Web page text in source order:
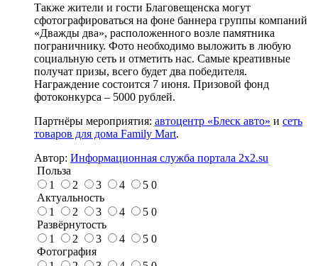
Также жители и гости Благовещенска могут
сфотографироваться на фоне баннера группы компаний
«Дважды два», расположенного возле памятника
пограничнику. Фото необходимо выложить в любую
социальную сеть и отметить нас. Самые креативные
получат призы, всего будет два победителя.
Награждение состоится 7 июня. Призовой фонд
фотоконкурса – 5000 рублей.
Партнёры мероприятия: автоцентр «Блеск авто» и сеть
товаров для дома Family Mart.
Автор: Информационная служба портала 2x2.su
Польза
1
2 3 4 5 0
Актуальность
1
2 3 4 5 0
Развёрнутость
1
2 3 4 5 0
Фотография